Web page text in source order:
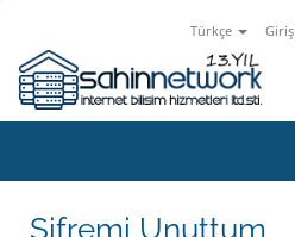
Türkçe Giriş
Şifremi Unuttum